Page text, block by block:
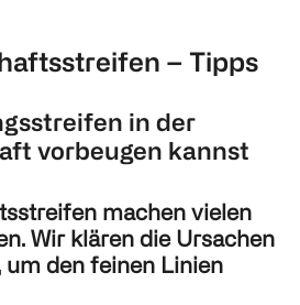
– Tipps
in der
vorbeugen kannst
machen vielen
Wir klären die Ursachen
um den feinen Linien